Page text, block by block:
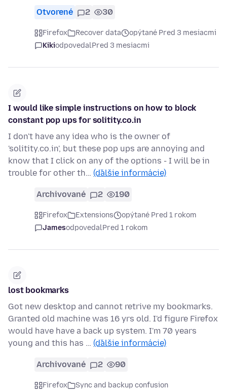
Otvorené 2 30
Firefox Recover data
opýtané Pred 3 mesiacmi
KikiodpovedalPred 3 mesiacmi
I would like simple instructions on how to block
constant pop ups for solitity.co.in
I don't have any idea who is the owner of
'solitity.co.in', but these pop ups are annoying and
know that I click on any of the options - I will be in
trouble for other th… (ďalšie informácie)
Archivované 2 190
Firefox Extensions
opýtané Pred 1 rokom
JamesodpovedalPred 1 rokom
lost bookmarks
Got new desktop and cannot retrive my bookmarks.
Granted old machine was 16 yrs old. I'd figure Firefox
would have have a back up system. I'm 70 years
young and this has … (ďalšie informácie)
Archivované 2 90
Firefox
Sync and backup confusion